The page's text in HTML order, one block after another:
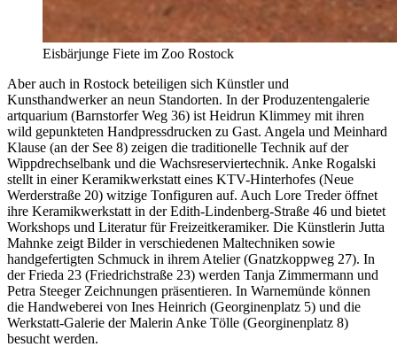
Eisbärjunge Fiete im Zoo Rostock
Aber auch in Rostock beteiligen sich Künstler und
Kunsthandwerker an neun Standorten. In der Produzentengalerie
artquarium (Barnstorfer Weg 36) ist Heidrun Klimmey mit ihren
wild gepunkteten Handpressdrucken zu Gast. Angela und Meinhard
Klause (an der See 8) zeigen die traditionelle Technik auf der
Wippdrechselbank und die Wachsreserviertechnik. Anke Rogalski
stellt in einer Keramikwerkstatt eines KTV-Hinterhofes (Neue
Werderstraße 20) witzige Tonfiguren auf. Auch Lore Treder öffnet
ihre Keramikwerkstatt in der Edith-Lindenberg-Straße 46 und bietet
Workshops und Literatur für Freizeitkeramiker. Die Künstlerin Jutta
Mahnke zeigt Bilder in verschiedenen Maltechniken sowie
handgefertigten Schmuck in ihrem Atelier (Gnatzkoppweg 27). In
der Frieda 23 (Friedrichstraße 23) werden Tanja Zimmermann und
Petra Steeger Zeichnungen präsentieren. In Warnemünde können
die Handweberei von Ines Heinrich (Georginenplatz 5) und die
Werkstatt-Galerie der Malerin Anke Tölle (Georginenplatz 8)
besucht werden.